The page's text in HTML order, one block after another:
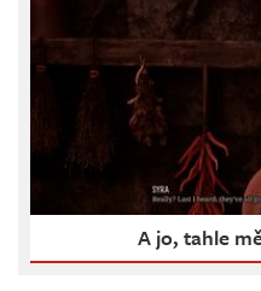
A jo, tahle